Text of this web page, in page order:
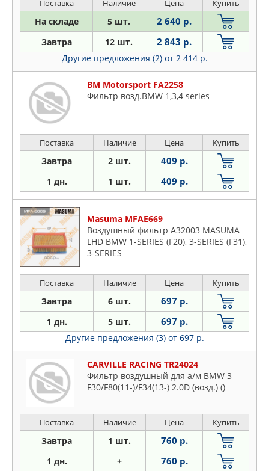
Поставка Наличие Цена Купить
На складе 5 шт. 2 640 р.
Завтра 12 шт. 2 843 р.
Другие предложения (2) от 2 414 р.
BM Motorsport FA2258
Фильтр возд.BMW 1,3,4 series
Поставка Наличие Цена Купить
Завтра 2 шт. 409 р.
1 дн. 1 шт. 409 р.
Masuma MFAE669
Воздушный фильтр A32003 MASUMA
LHD BMW 1-SERIES (F20), 3-SERIES (F31),
3-SERIES
Поставка Наличие Цена Купить
Завтра 6 шт. 697 р.
1 дн. 5 шт. 697 р.
Другие предложения (3) от 697 р.
CARVILLE RACING TR24024
Фильтр воздушный для а/м BMW 3
F30/F80(11-)/F34(13-) 2.0D (возд.) ()
Поставка Наличие Цена Купить
Завтра 1 шт. 760 р.
1 дн. + 760 р.